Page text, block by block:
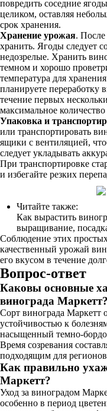
повредить соседние
целиком, оставляя
срок хранения.
Хранение урожая. После
хранить. Ягоды следует
недозрелые. Хранить
темном и хорошо
температура для
планируете переработку
течение первых
максимальное
Упаковка и
или транспортировать
ящики с вентиляцией,
следует укладывать
При транспортировке
и избегайте резких
Читайте также:
Как вырастить
выращивание,
Соблюдение этих
качественный урожай
его вкусом в течение
Вопрос-ответ
Каковы основные
винограда Маркетт?
Сорт винограда Маркетт
устойчивостью к
насыщенный темно-
Время созревания
подходящим для
Как правильно
Маркетт?
Уход за виноградом
особенно в период